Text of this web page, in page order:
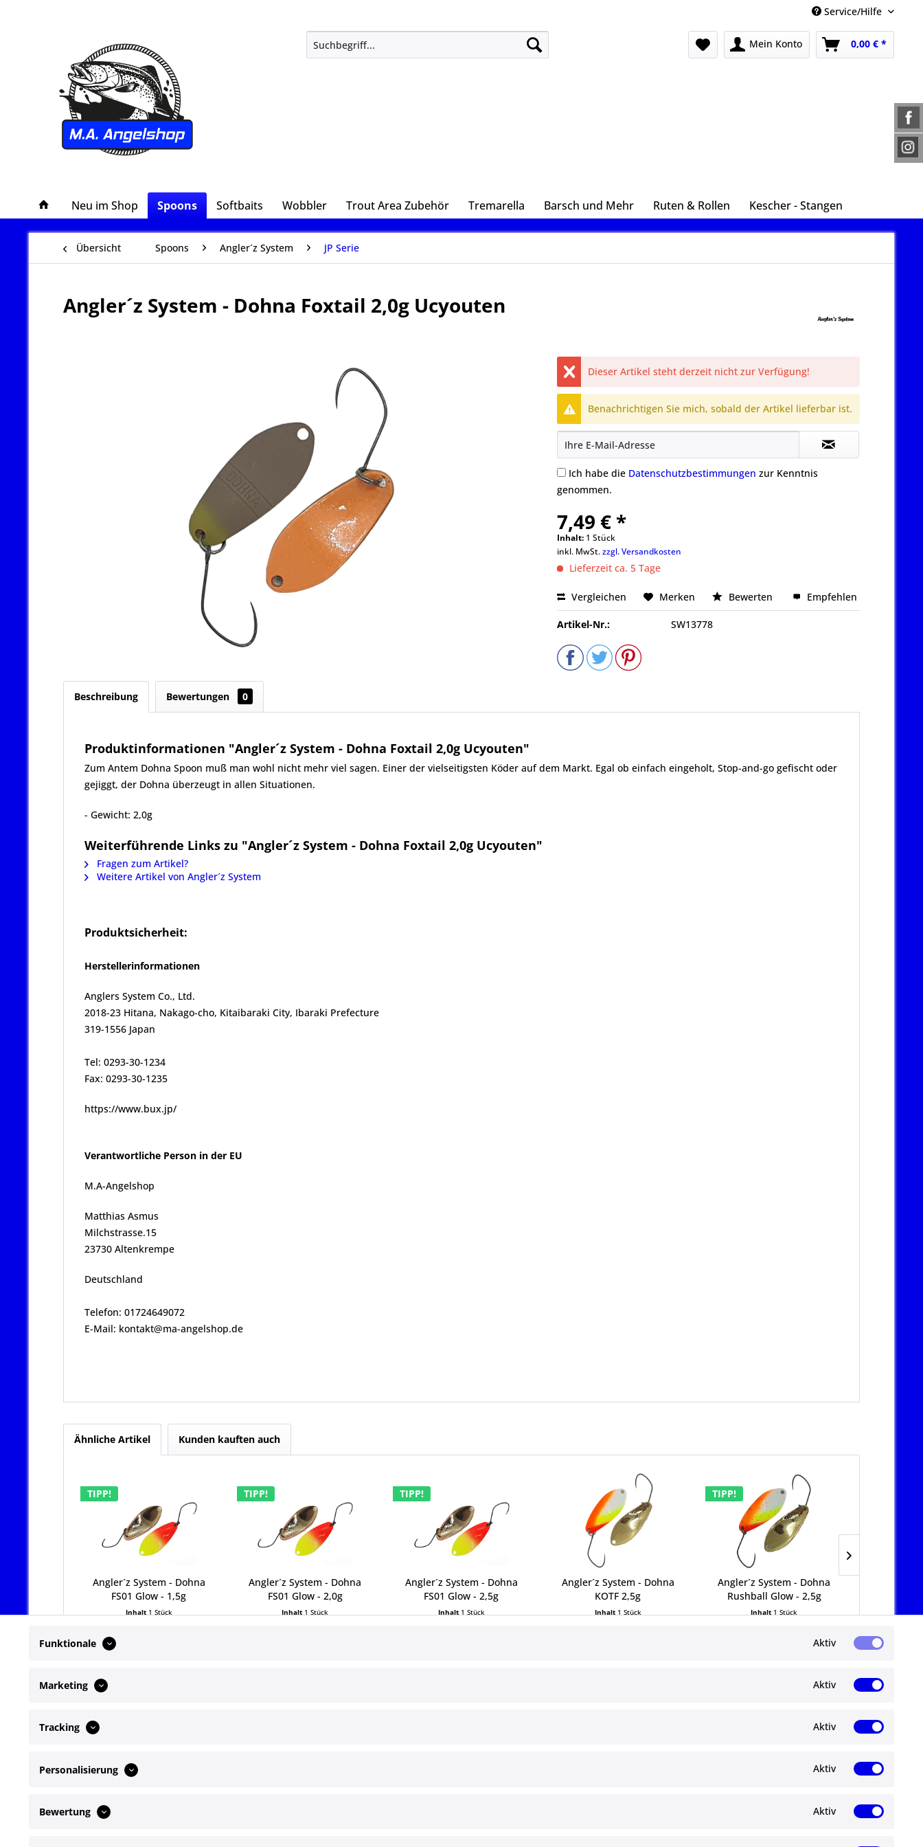
Service/Hilfe
Mein Konto 0,00 € *
Neu im Shop Spoons Softbaits Wobbler Trout Area Zubehör Tremarella Barsch und Mehr Ruten & Rollen Kescher - Stangen
Übersicht Spoons Angler´z System JP Serie
Angler´z System - Dohna Foxtail 2,0g Ucyouten
Dieser Artikel steht derzeit nicht zur Verfügung!
Benachrichtigen Sie mich, sobald der Artikel lieferbar ist.
Ich habe die Datenschutzbestimmungen zur Kenntnis
genommen.
7,49 € *
Inhalt: 1 Stück
inkl. MwSt.zzgl. Versandkosten
Lieferzeit ca. 5 Tage
Vergleichen Merken Bewerten Empfehlen
Artikel-Nr.: SW13778
Beschreibung Bewertungen 0
Produktinformationen "Angler´z System - Dohna Foxtail 2,0g Ucyouten"
Zum Antem Dohna Spoon muß man wohl nicht mehr viel sagen. Einer der vielseitigsten Köder auf dem Markt. Egal ob einfach eingeholt, Stop-and-go gefischt oder
gejiggt, der Dohna überzeugt in allen Situationen.
- Gewicht: 2,0g
Weiterführende Links zu "Angler´z System - Dohna Foxtail 2,0g Ucyouten"
Fragen zum Artikel?
Weitere Artikel von Angler´z System
Produktsicherheit:
Herstellerinformationen
Anglers System Co., Ltd.
2018-23 Hitana, Nakago-cho, Kitaibaraki City, Ibaraki Prefecture
319-1556 Japan
Tel: 0293-30-1234
Fax: 0293-30-1235
https://www.bux.jp/
Verantwortliche Person in der EU
M.A-Angelshop
Matthias Asmus
Milchstrasse.15
23730 Altenkrempe
Deutschland
Telefon: 01724649072
E-Mail: kontakt@ma-angelshop.de
Ähnliche Artikel Kunden kauften auch
TIPP!
Angler´z System - Dohna
FS01 Glow - 1,5g
Inhalt 1 Stück
TIPP!
Angler´z System - Dohna
FS01 Glow - 2,0g
Inhalt 1 Stück
TIPP!
Angler´z System - Dohna
FS01 Glow - 2,5g
Inhalt 1 Stück
Angler´z System - Dohna
KOTF 2,5g
Inhalt 1 Stück
TIPP!
Angler´z System - Dohna
Rushball Glow - 2,5g
Inhalt 1 Stück
Telefonische Unterstützung und Beratung
+49172 4649072
Abonnieren Sie den kostenlosen ma-
keine Neuigkeit oder Aktion mehr.
Funktionale Aktiv
Marketing Aktiv
Tracking Aktiv
Personalisierung Aktiv
Bewertung Aktiv